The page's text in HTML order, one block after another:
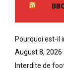
Pourquoi est-il
August 8, 2026
Interdite de